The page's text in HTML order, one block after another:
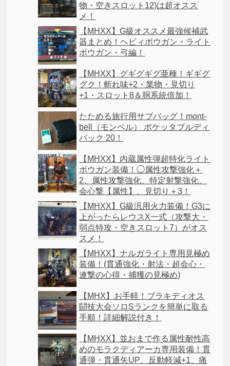
物・空きスロット12)は超オスス
メ！
【MHXX】G級オススメ最強候補武
器まとめ！ヘビィボウガン・ライト
ボウガン・弓編！
【MHXX】グギグギグ亜種！ギギグ
グク！斬れ味+2・業物・見切り
+1・スロット8＆胴系統倍加！
たためる旅行用サブバッグ！mont-
bell（モンベル） ポケッタブルディ
パック 20！
【MHXX】内蔵属性弾超特化ライト
ボウガン装備！◯属性攻撃強化＋
2、属性攻撃強化、特定射撃強化、
会心撃【属性】、見切り＋3！
【MHXX】G級汎用火力装備！G3に
上がったらレウスX一式（攻撃大・
弱点特攻・空きスロット7）がオス
スメ！
【MHXX】ナルガライト専用見極め
装備！(貫通強化・射法・超会心・
連撃の心得・捕獲の見極め)
【MHX】お手軽！ブラキディオス
闘技大会ソロSランクを簡単に取る
手順！詳細解説付き！
【MHXX】並おまで作る属性耐性高
めのモラクディアーカ専用装備！貫
通弾・貫通矢UP、反動軽減+1、痛